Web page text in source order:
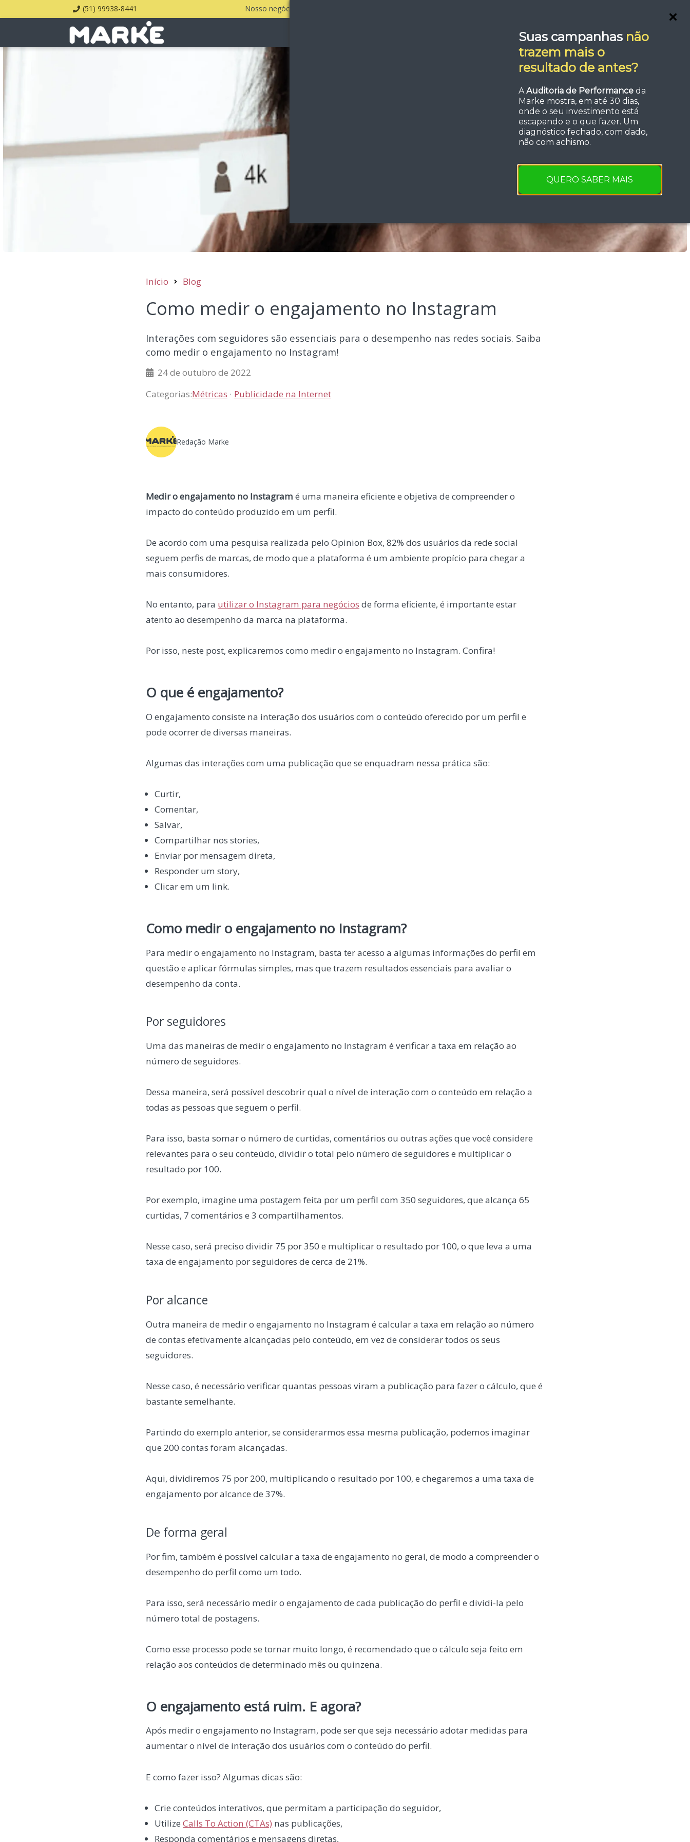
Suas campanhas não
trazem mais o
resultado de antes?
AAuditoria de Performance da
Marke mostra, em até 30 dias,
onde o seu investimento está
escapando e o que fazer. Um
diagnóstico fechado, com dado,
não com achismo.
QUERO SABER MAIS
(51) 99938-8441 Nosso negócio é fazer a sua empresa vender todos os dias!
Fale com um Especialista
Início Blog
Como medir o engajamento no Instagram
Interações com seguidores são essenciais para o desempenho nas redes sociais. Saiba
como medir o engajamento no Instagram!
24 de outubro de 2022
Categorias:Métricas Publicidade na Internet
Redação Marke
Medir o engajamento no Instagram é uma maneira eficiente e objetiva de compreender o
impacto do conteúdo produzido em um perfil.
De acordo com uma pesquisa realizada pelo Opinion Box, 82% dos usuários da rede social
seguem perfis de marcas, de modo que a plataforma é um ambiente propício para chegar a
mais consumidores.
No entanto, para utilizar o Instagram para negócios de forma eficiente, é importante estar
atento ao desempenho da marca na plataforma.
Por isso, neste post, explicaremos como medir o engajamento no Instagram. Confira!
O que é engajamento?
O engajamento consiste na interação dos usuários com o conteúdo oferecido por um perfil e
pode ocorrer de diversas maneiras.
Algumas das interações com uma publicação que se enquadram nessa prática são:
Curtir,
Comentar,
Salvar,
Compartilhar nos stories,
Enviar por mensagem direta,
Responder um story,
Clicar em um link.
Como medir o engajamento no Instagram?
Para medir o engajamento no Instagram, basta ter acesso a algumas informações do perfil em
questão e aplicar fórmulas simples, mas que trazem resultados essenciais para avaliar o
desempenho da conta.
Por seguidores
Uma das maneiras de medir o engajamento no Instagram é verificar a taxa em relação ao
número de seguidores.
Dessa maneira, será possível descobrir qual o nível de interação com o conteúdo em relação a
todas as pessoas que seguem o perfil.
Para isso, basta somar o número de curtidas, comentários ou outras ações que você considere
relevantes para o seu conteúdo, dividir o total pelo número de seguidores e multiplicar o
resultado por 100.
Por exemplo, imagine uma postagem feita por um perfil com 350 seguidores, que alcança 65
curtidas, 7 comentários e 3 compartilhamentos.
Nesse caso, será preciso dividir 75 por 350 e multiplicar o resultado por 100, o que leva a uma
taxa de engajamento por seguidores de cerca de 21%.
Por alcance
Outra maneira de medir o engajamento no Instagram é calcular a taxa em relação ao número
de contas efetivamente alcançadas pelo conteúdo, em vez de considerar todos os seus
seguidores.
Nesse caso, é necessário verificar quantas pessoas viram a publicação para fazer o cálculo, que é
bastante semelhante.
Partindo do exemplo anterior, se considerarmos essa mesma publicação, podemos imaginar
que 200 contas foram alcançadas.
Aqui, dividiremos 75 por 200, multiplicando o resultado por 100, e chegaremos a uma taxa de
engajamento por alcance de 37%.
De forma geral
Por fim, também é possível calcular a taxa de engajamento no geral, de modo a compreender o
desempenho do perfil como um todo.
Para isso, será necessário medir o engajamento de cada publicação do perfil e dividi-la pelo
número total de postagens.
Como esse processo pode se tornar muito longo, é recomendado que o cálculo seja feito em
relação aos conteúdos de determinado mês ou quinzena.
O engajamento está ruim. E agora?
Após medir o engajamento no Instagram, pode ser que seja necessário adotar medidas para
aumentar o nível de interação dos usuários com o conteúdo do perfil.
E como fazer isso? Algumas dicas são:
Crie conteúdos interativos, que permitam a participação do seguidor,
UtilizeCalls To Action (CTAs) nas publicações,
Responda comentários e mensagens diretas,